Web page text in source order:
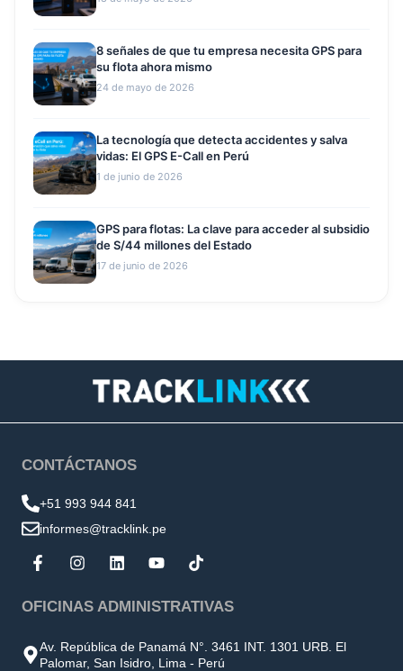
8 señales de que tu empresa necesita GPS para
su flota ahora mismo
24 de mayo de 2026
La tecnología que detecta accidentes y salva
vidas: El GPS E-Call en Perú
1 de junio de 2026
GPS para flotas: La clave para acceder al subsidio
de S/44 millones del Estado
17 de junio de 2026
CONTÁCTANOS
+51 993 944 841
informes@tracklink.pe
OFICINAS ADMINISTRATIVAS
Av. República de Panamá N°. 3461 INT. 1301 URB. El
Palomar, San Isidro, Lima - Perú